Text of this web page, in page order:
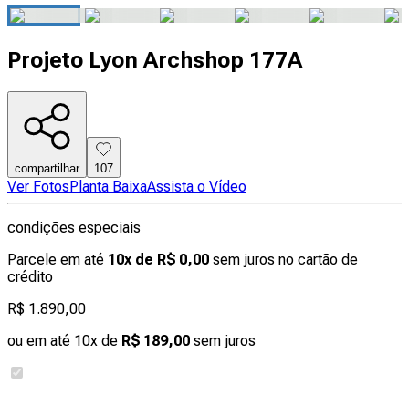
Projeto Lyon Archshop 177A
compartilhar 107
Ver FotosPlanta BaixaAssista o Vídeo
condições especiais
Parcele em até 10x de R$ 0,00 sem juros no cartão de
crédito
R$ 1.890,00
ou em até 10x de R$ 189,00 sem juros